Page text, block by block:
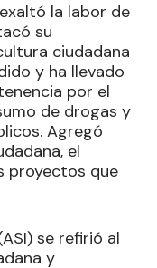
la labor de
su
ciudadana
y ha llevado
por el
de drogas y
Agregó
el
proyectos que
se refirió al
y